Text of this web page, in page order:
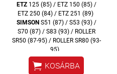
ETZ125 (85) / ETZ 150 (85) /
ETZ 250 (84) / ETZ 251 (89)
SIMSONS51 (87) / S53 (93) /
S70 (87) / S83 (93) / ROLLER
SR50 (87-95) / ROLLER SR80 (93-
95)
 KOSÁRBA